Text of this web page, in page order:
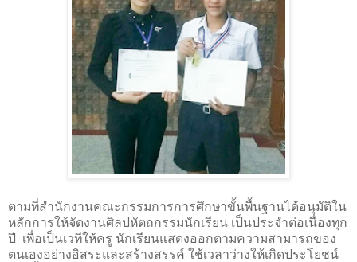
ตามที่สำนักงานคณะกรรมการการศึกษาขั้นพื้นฐานได้อนุมัติใน
หลักการให้จัดงานศิลปหัตถกรรมนักเรียน เป็นประจำต่อเนื่องทุก
ปี เพื่อเป็นเวทีให้ครู นักเรียนแสดงออกตามความสามารถของ
ตนเองอย่างอิสระและสร้างสรรค์ ใช้เวลาว่างให้เกิดประโยชน์